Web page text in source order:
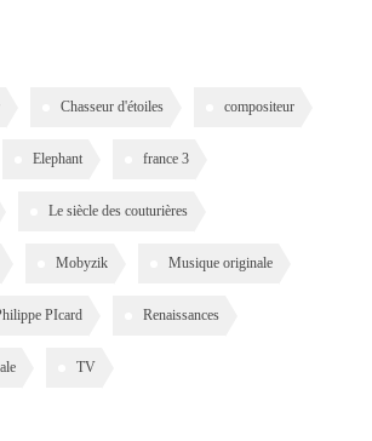
Chasseur d'étoiles compositeur
Elephant france 3
Le siècle des couturières
Mobyzik Musique originale
PIcard Renaissances
TV